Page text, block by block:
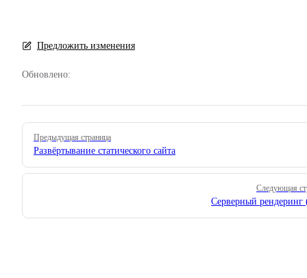
Предложить изменения
Обновлено:
Pager
Предыдущая страница
Развёртывание статического сайта
Следующая
Серверный рендеринг